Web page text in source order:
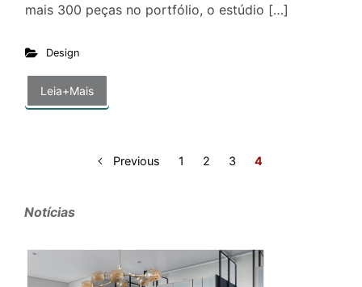
mais 300 peças no portfólio, o estúdio […]
Design
Leia+Mais
Previous 1 2 3 4
Notícias